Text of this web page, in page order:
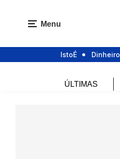
Menu
IstoÉ Dinheiro
ÚLTIMAS